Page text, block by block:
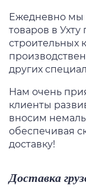
Ежедневно мы
товаров в Ухту
строительных
других
Нам очень
клиенты
вносим
обеспечивая
доставку!
Доставка